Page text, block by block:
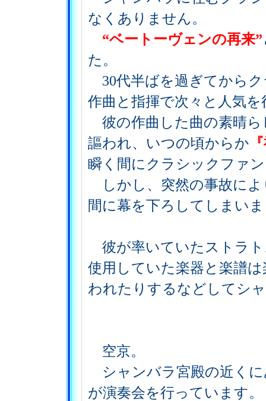
なくありません。
“ベートーヴェンの再来”
た。
30代半ばを過ぎてから
作曲と指揮で次々と人気
彼の作曲した曲の素晴ら
謳われ、いつの頃からか
瞬く間にクラシックファ
しかし、突然の事故によ
間に幕を下ろしてしまい
彼が率いていたストラト
使用していた楽器と楽譜
われたりするなどしてシ
空京。
シャンバラ宮殿の近くに
が演奏会を行っています。